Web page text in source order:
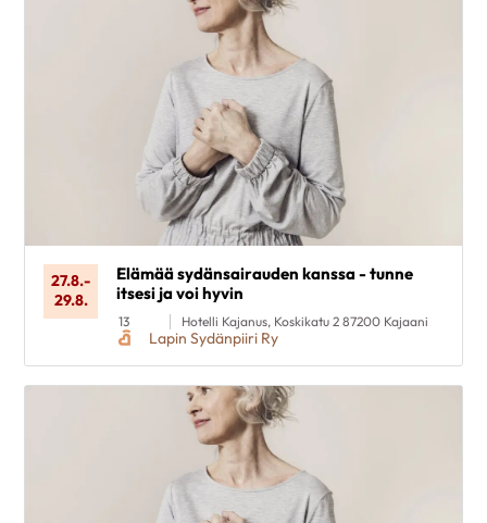
Poista valinnat
27.8.-
29.8.
Elämää sydänsairauden kanssa - tunne
itsesi ja voi hyvin
13 Hotelli Kajanus, Koskikatu 2 87200 Kajaani
Lapin Sydänpiiri Ry